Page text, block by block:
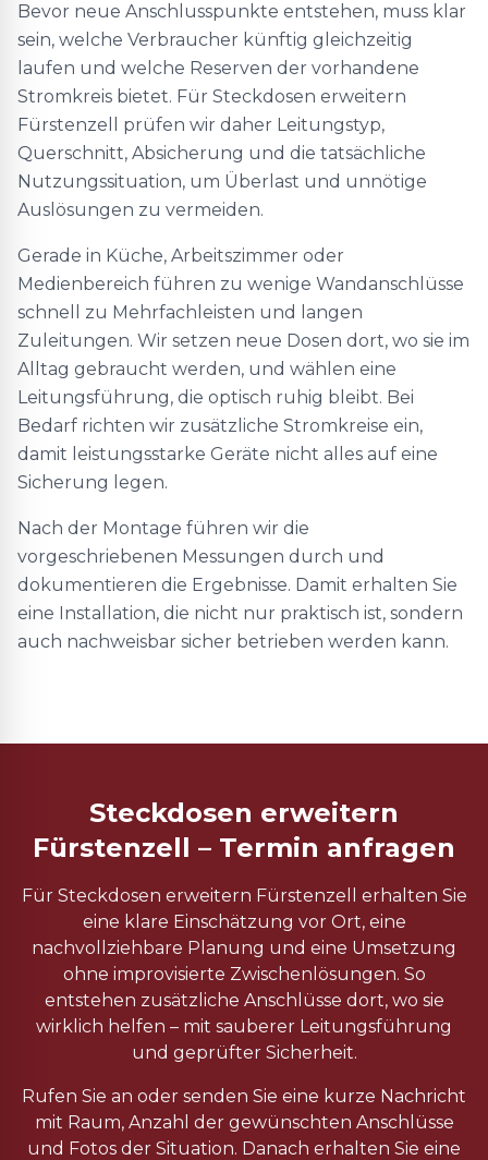
Bevor neue Anschlusspunkte entstehen, muss klar
sein, welche Verbraucher künftig gleichzeitig
laufen und welche Reserven der vorhandene
Stromkreis bietet. Für Steckdosen erweitern
Fürstenzell prüfen wir daher Leitungstyp,
Querschnitt, Absicherung und die tatsächliche
Nutzungssituation, um Überlast und unnötige
Auslösungen zu vermeiden.
Gerade in Küche, Arbeitszimmer oder
Medienbereich führen zu wenige Wandanschlüsse
schnell zu Mehrfachleisten und langen
Zuleitungen. Wir setzen neue Dosen dort, wo sie im
Alltag gebraucht werden, und wählen eine
Leitungsführung, die optisch ruhig bleibt. Bei
Bedarf richten wir zusätzliche Stromkreise ein,
damit leistungsstarke Geräte nicht alles auf eine
Sicherung legen.
Nach der Montage führen wir die
vorgeschriebenen Messungen durch und
dokumentieren die Ergebnisse. Damit erhalten Sie
eine Installation, die nicht nur praktisch ist, sondern
auch nachweisbar sicher betrieben werden kann.
Steckdosen erweitern
Fürstenzell – Termin anfragen
Für Steckdosen erweitern Fürstenzell erhalten Sie
eine klare Einschätzung vor Ort, eine
nachvollziehbare Planung und eine Umsetzung
ohne improvisierte Zwischenlösungen. So
entstehen zusätzliche Anschlüsse dort, wo sie
wirklich helfen – mit sauberer Leitungsführung
und geprüfter Sicherheit.
Rufen Sie an oder senden Sie eine kurze Nachricht
mit Raum, Anzahl der gewünschten Anschlüsse
und Fotos der Situation. Danach erhalten Sie eine